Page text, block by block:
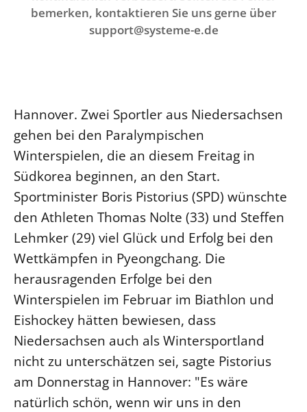
bemerken, kontaktieren Sie uns gerne über
support@systeme-e.de
Hannover. Zwei Sportler aus Niedersachsen
gehen bei den Paralympischen
Winterspielen, die an diesem Freitag in
Südkorea beginnen, an den Start.
Sportminister Boris Pistorius (SPD) wünschte
den Athleten Thomas Nolte (33) und Steffen
Lehmker (29) viel Glück und Erfolg bei den
Wettkämpfen in Pyeongchang. Die
herausragenden Erfolge bei den
Winterspielen im Februar im Biathlon und
Eishockey hätten bewiesen, dass
Niedersachsen auch als Wintersportland
nicht zu unterschätzen sei, sagte Pistorius
am Donnerstag in Hannover: "Es wäre
natürlich schön, wenn wir uns in den
Kirche und Finanzen
Kollegium
Abteilungen des Landeskirchenamts
Rechnungsprüfungsamt
Fachstelle Sexualisierte Gewalt
Beschwerdestellen
Kirchenämter
Gleichstellung
Datenschutz
Geschäftsstelle Landessynode
LANDESSYNODE
27. Landessynode
Kontakt
Hintergrund
Evangelische Kirche
Lutherische Kirche
Ökumene
Religionen
Gegen Gewalt
Mobilität
Naturschutz
Gebäude
Impressum
Freie Stellen
Service für Gemeinden
Suche